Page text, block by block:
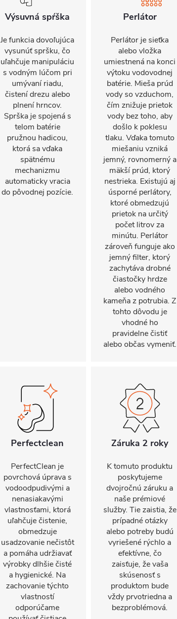
Výsuvná spŕška
Je funkcia dovoľujúca
vysunúť spršku, čo
uľahčuje manipuláciu
s vodným lúčom pri
umývaní riadu,
čistení drezu alebo
plnení hrncov.
Sprška je spojená s
telom batérie
pružnou hadicou,
ktorá sa vďaka
spätnému
mechanizmu
automaticky vracia
do pôvodnej pozície.
Perlátor
Perlátor je sieťka
alebo vložka
umiestnená na konci
výtoku vodovodnej
batérie. Mieša prúd
vody so vzduchom,
čím znižuje prietok
vody bez toho, aby
došlo k poklesu
tlaku. Vďaka tomuto
miešaniu vzniká
jemný, rovnomerný a
mäkší prúd, ktorý
nestrieka. Existujú aj
úsporné perlátory,
ktoré obmedzujú
prietok na určitý
počet litrov za
minútu. Perlátor
zároveň funguje ako
jemný filter, ktorý
zachytáva drobné
čiastočky hrdze
alebo vodného
kameňa z potrubia. Z
tohto dôvodu je
vhodné ho
pravidelne čistiť
alebo občas vymeniť.
Perfectclean
PerfectClean je
povrchová úprava s
vodoodpudivými a
nenasiakavými
vlastnosťami, ktorá
uľahčuje čistenie,
obmedzuje
usadzovanie nečistôt
a pomáha udržiavať
výrobky dlhšie čisté
a hygienické. Na
zachovanie týchto
vlastností
odporúčame
Záruka 2 roky
K tomuto produktu
poskytujeme
dvojročnú záruku a
naše prémiové
služby. Tie zaistia, že
prípadné otázky
alebo potreby budú
vyriešené rýchlo a
efektívne, čo
zaisťuje, že vaša
skúsenosť s
produktom bude
vždy prvotriedna a
bezproblémová.